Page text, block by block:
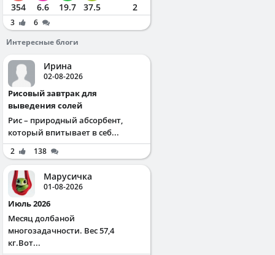
354 6.6 19.7 37.5 2
3
6
Интересные блоги
Ирина
02-08-2026
Рисовый завтрак для
выведения солей
Рис – природный абсорбент,
который впитывает в себ...
2 138
Марусичка
01-08-2026
Июль 2026
Месяц долбаной
многозадачности. Вес 57,4
кг.Вот...